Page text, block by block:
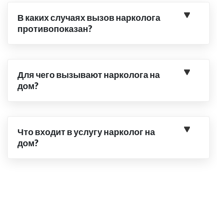
В каких случаях вызов нарколога
противопоказан?
Для чего вызывают нарколога на
дом?
Что входит в услугу нарколог на
дом?